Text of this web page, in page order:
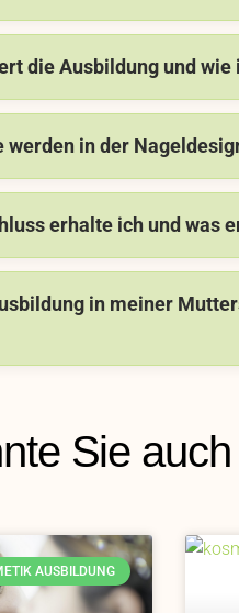
die Ausbildung und
werden in der
erhalte ich und was
in meiner
Sie
AUSBILDUNG